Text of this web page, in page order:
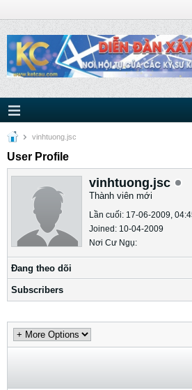
vinhtuong.jsc
User Profile
vinhtuong.jsc
Thành viên mới
Lần cuối: 17-06-2009,
Joined: 10-04-2009
Nơi Cư Ngụ:
Ðang theo dõi
Subscribers